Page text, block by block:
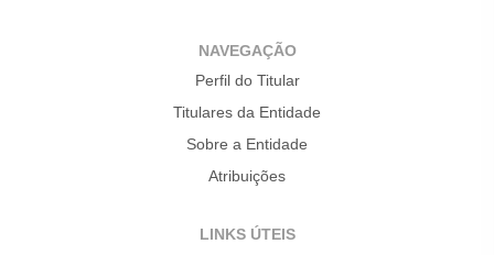
NAVEGAÇÃO
Perfil do Titular
Titulares da Entidade
Sobre a Entidade
Atribuições
LINKS ÚTEIS